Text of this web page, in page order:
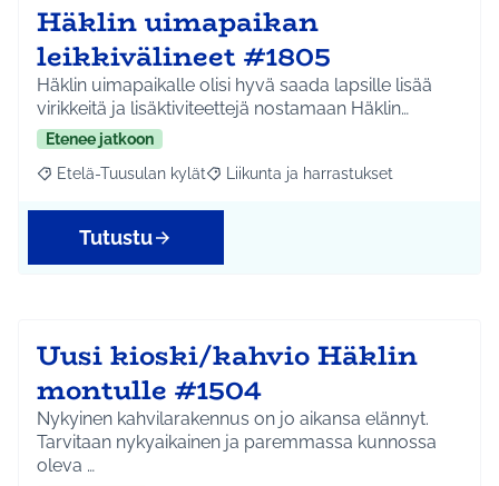
Häklin uimapaikan
leikkivälineet #1805
Häklin uimapaikalle olisi hyvä saada lapsille lisää
virikkeitä ja lisäktiviteettejä nostamaan Häklin…
Etenee jatkoon
Rajaa tulokset aihepiirin mukaan: Etelä-Tuusulan kylät
Etelä-Tuusulan kylät Rajaa tulokset teeman mukaan:
Liikunta ja harrastukset
Tutustu
Uusi kioski/kahvio Häklin
montulle #1504
Nykyinen kahvilarakennus on jo aikansa elännyt.
Tarvitaan nykyaikainen ja paremmassa kunnossa
oleva …